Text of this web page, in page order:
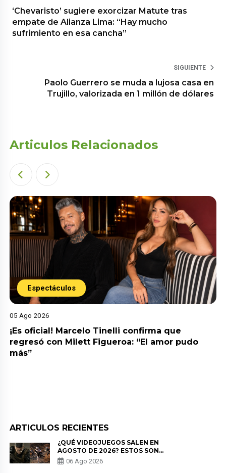
‘Chevaristo’ sugiere exorcizar Matute tras
empate de Alianza Lima: “Hay mucho
sufrimiento en esa cancha”
SIGUIENTE
Paolo Guerrero se muda a lujosa casa en
Trujillo, valorizada en 1 millón de dólares
Articulos Relacionados
Espectáculos
05 Ago 2026
¡Es oficial! Marcelo Tinelli confirma que
regresó con Milett Figueroa: “El amor pudo
más”
ARTICULOS RECIENTES
¿QUÉ VIDEOJUEGOS SALEN EN
AGOSTO DE 2026? ESTOS SON
LOS ESTRENOS MÁS ESPERADOS
06 Ago 2026